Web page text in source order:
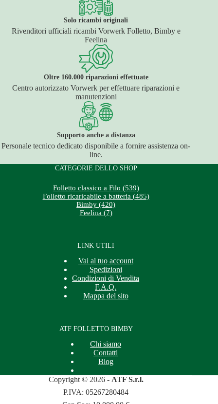
Solo ricambi originali
Rivenditori ufficiali ricambi Vorwerk Folletto, Bimby e
Feelina
Oltre 160.000 riparazioni effettuate
Centro autorizzato Vorwerk per effettuare riparazioni e
manutenzioni
Supporto anche a distanza
Personale tecnico dedicato disponibile a fornire assistenza on-
line.
CATEGORIE DELLO SHOP
Folletto classico a Filo (539)
Folletto ricaricabile a batteria (485)
Bimby (420)
Feelina (7)
LINK UTILI
Vai al tuo account
Spedizioni
Condizioni di Vendita
F.A.Q.
Mappa del sito
ATF FOLLETTO BIMBY
Chi siamo
Contatti
Blog
Copyright © 2026 - ATF S.r.l.
P.IVA: 05267280484